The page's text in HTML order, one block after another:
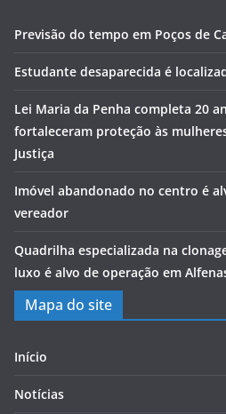
Previsão do tempo em Poços de
Estudante desaparecida é
Lei Maria da Penha completa 20
fortaleceram proteção às
Justiça
Imóvel abandonado no centro é
vereador
Quadrilha especializada na
luxo é alvo de operação em
Mapa do site
Início
Notícias